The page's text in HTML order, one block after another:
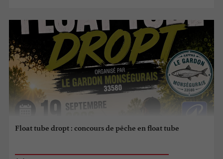
Float tube dropt : concours de pêche en float tube